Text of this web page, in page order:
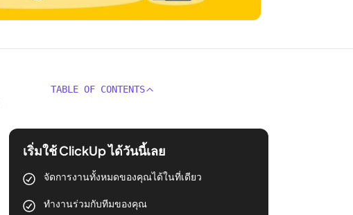
TABLE OF CONTENTS
เริ่มใช้ ClickUp ได้วันนี้เลย
จัดการงานทั้งหมดของคุณได้ในที่เดียว
ทำงานร่วมกับทีมของคุณ